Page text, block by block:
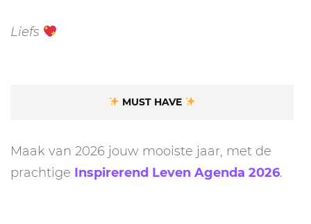
Liefs
MUST HAVE
Maak van 2026 jouw mooiste jaar, met de
prachtige Inspirerend Leven Agenda 2026.